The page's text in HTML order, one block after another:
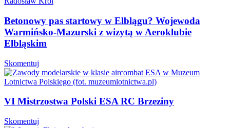
Betonowy pas startowy w Elblągu? Wojewoda
Warmińsko-Mazurski z wizytą w Aeroklubie
Elbląskim
Skomentuj
VI Mistrzostwa Polski ESA RC Brzeziny
Skomentuj